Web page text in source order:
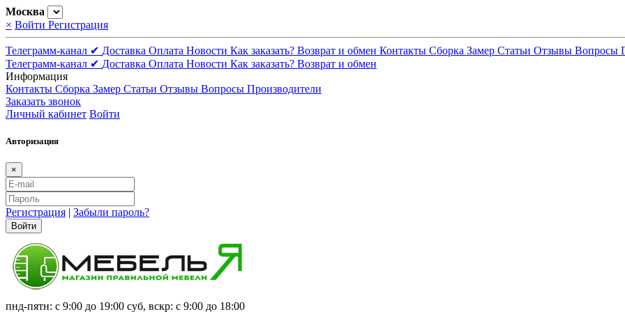
Москва
× Войти Регистрация
Телеграмм-канал ✔ Доставка Оплата Новости Как заказать? Возврат и обмен Контакты Сборка Замер Статьи Отзывы Вопросы
Телеграмм-канал ✔ Доставка Оплата Новости Как заказать? Возврат и обмен
Информация
Контакты Сборка Замер Статьи Отзывы Вопросы Производители
Заказать звонок
Личный кабинет Войти
Авторизация
×
Регистрация | Забыли пароль?
Войти
пнд-пятн: с 9:00 до 19:00 суб, вскр: с 9:00 до 18:00